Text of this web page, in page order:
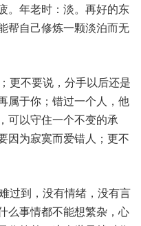
。年老时：淡。再好的东
帮自己修炼一颗淡泊而无
更不要说，分手以后还是
属于你；错过一个人，他
可以守住一个不变的承
因为寂寞而爱错人；更不
过到，没有情绪，没有言
么事情都不能想繁杂，心